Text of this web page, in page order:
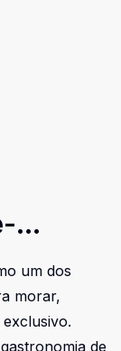
uma
um dos
morar,
de